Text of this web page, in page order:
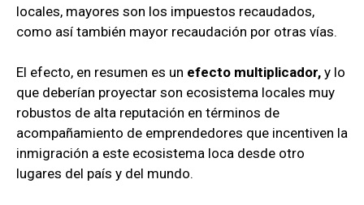
locales, mayores son los impuestos recaudados,
como así también mayor recaudación por otras vías.
El efecto, en resumen es un efecto multiplicador, y lo
que deberían proyectar son ecosistema locales muy
robustos de alta reputación en términos de
acompañamiento de emprendedores que incentiven la
inmigración a este ecosistema loca desde otro
lugares del país y del mundo.